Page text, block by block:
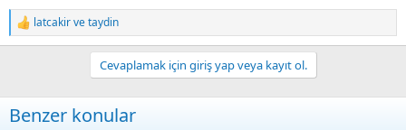
R
e
i
o
latcakirvetaydin
Cevaplamak için giriş yap veya kayıt ol.
Benzer konular